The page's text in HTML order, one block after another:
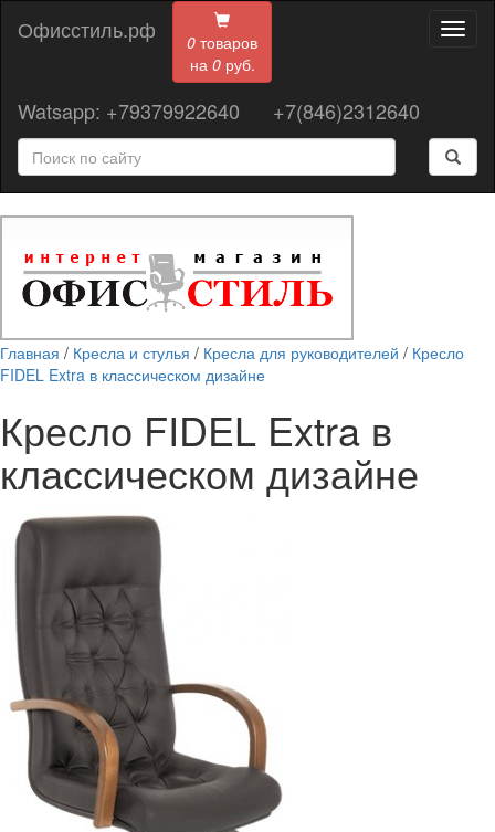
0 товаров
на 0руб.
Офисстиль.рф
Watsapp: +79379922640 +7(846)2312640
Главная / Кресла и стулья / Кресла для руководителей / Кресло
FIDEL Extra в классическом дизайне
Кресло FIDEL Extra в
классическом дизайне